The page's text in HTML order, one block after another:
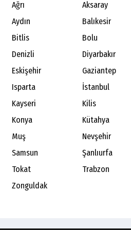
Ağrı Aksaray
Aydın Balıkesir
Bitlis Bolu
Denizli Diyarbakır
Eskişehir Gaziantep
Isparta İstanbul
Kayseri Kilis
Konya Kütahya
Muş Nevşehir
Samsun Şanlıurfa
Tokat Trabzon
Zonguldak